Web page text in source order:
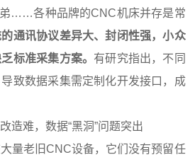
……各种品牌的CNC机床并存是常
通讯协议差异大、封闭性强，小众
标准采集方案。 有研究指出，不同
致数据采集需定制化开发接口，成
造难，数据“黑洞”问题突出
量老旧CNC设备，它们没有预留任